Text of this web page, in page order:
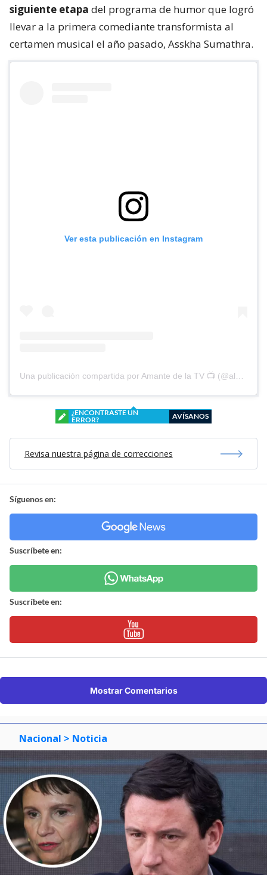
siguiente etapa del programa de humor que logró
llevar a la primera comediante transformista al
certamen musical el año pasado, Asskha Sumathra.
Ver esta publicación en Instagram
Una publicación compartida por Amante de la TV 📺 (@alguien_te_observa)
¿ENCONTRASTE UN
ERROR?
AVÍSANOS
Revisa nuestra página de correcciones
Síguenos en:
Suscríbete en:
Suscríbete en:
Mostrar Comentarios
Nacional > Noticia